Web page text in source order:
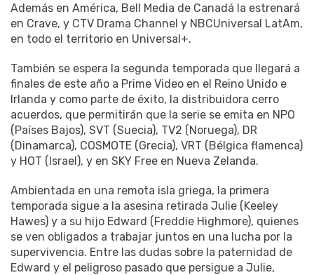
Además en América, Bell Media de Canadá la estrenará
en Crave, y CTV Drama Channel y NBCUniversal LatAm,
en todo el territorio en Universal+.
También se espera la segunda temporada que llegará a
finales de este año a Prime Video en el Reino Unido e
Irlanda y como parte de éxito, la distribuidora cerro
acuerdos, que permitirán que la serie se emita en NPO
(Países Bajos), SVT (Suecia), TV2 (Noruega), DR
(Dinamarca), COSMOTE (Grecia), VRT (Bélgica flamenca)
y HOT (Israel), y en SKY Free en Nueva Zelanda.
Ambientada en una remota isla griega, la primera
temporada sigue a la asesina retirada Julie (Keeley
Hawes) y a su hijo Edward (Freddie Highmore), quienes
se ven obligados a trabajar juntos en una lucha por la
supervivencia. Entre las dudas sobre la paternidad de
Edward y el peligroso pasado que persigue a Julie,